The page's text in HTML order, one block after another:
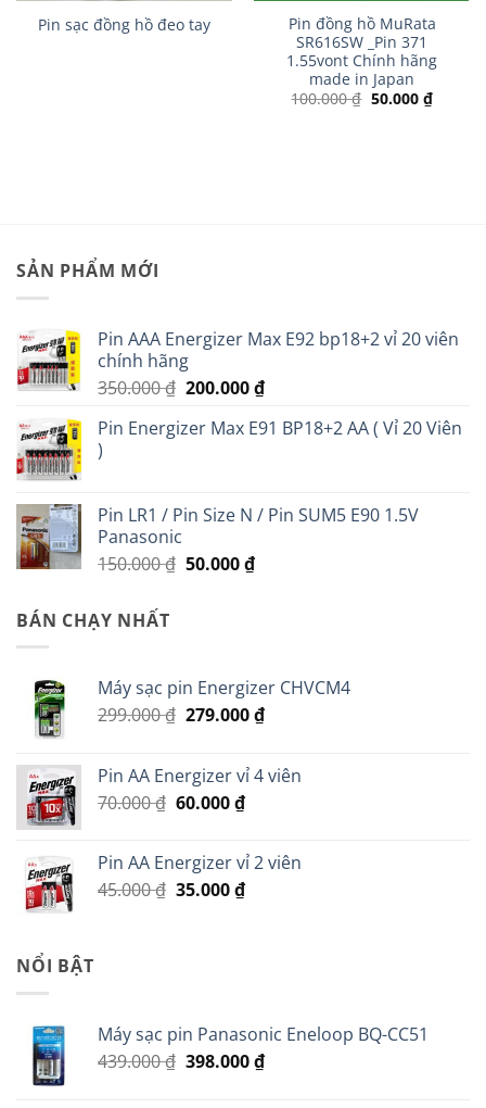
Pin sạc đồng hồ đeo tay
Pin đồng hồ MuRata
SR616SW _Pin 371
1.55vont Chính hãng
made in Japan
100.000₫ Giá
50.000 ₫Giá
hiện
SẢN PHẨM MỚI
Pin AAA Energizer Max E92 bp18+2 vỉ 20 viên
chính hãng
350.000₫ Giá
là:
200.000₫Giá
tại
Pin Energizer Max E91 BP18+2 AA ( Vỉ 20 Viên
)
Pin LR1 / Pin Size N / Pin SUM5 E90 1.5V
Panasonic
150.000₫ Giá
50.000₫Giá
BÁN CHẠY NHẤT
Máy sạc pin Energizer CHVCM4
299.000₫ Giá
299.000 ₫.
279.000₫Giá
là:
Pin AA Energizer vỉ 4 viên
70.000₫ Giá
70.000 ₫.
60.000₫Giá
là:
60.000 ₫.
Pin AA Energizer vỉ 2 viên
45.000₫ Giá
35.000₫Giá
NỔI BẬT
Máy sạc pin Panasonic Eneloop BQ-CC51
439.000₫ Giá
398.000₫Giá